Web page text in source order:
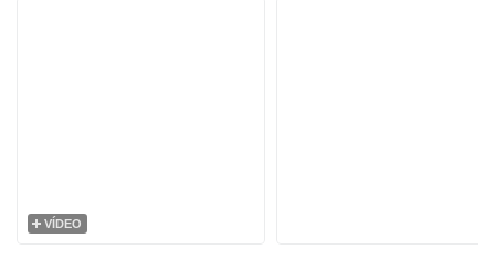
VÍDEO